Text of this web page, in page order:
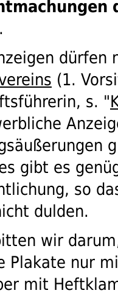
dürfen
(1.
s. "
gibt es
so
dulden.
wir
Plakate nur
mit